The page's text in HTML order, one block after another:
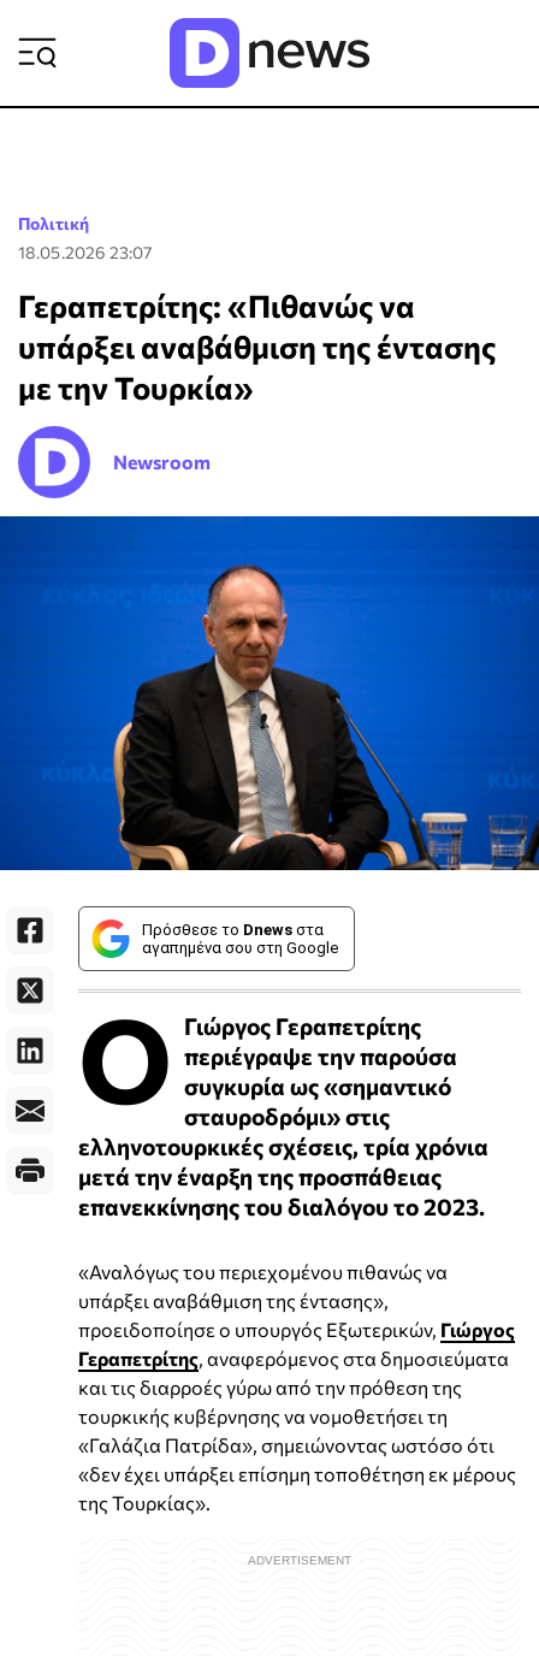
Πολιτική
18.05.2026 23:07
Γεραπετρίτης: «Πιθανώς να
υπάρξει αναβάθμιση της έντασης
με την Τουρκία»
Newsroom
Πρόσθεσε το Dnews στα
αγαπημένα σου στη Google
Ο Γιώργος Γεραπετρίτης
περιέγραψε την παρούσα
συγκυρία ως «σημαντικό
σταυροδρόμι» στις
ελληνοτουρκικές σχέσεις, τρία χρόνια
μετά την έναρξη της προσπάθειας
επανεκκίνησης του διαλόγου το 2023.
«Αναλόγως του περιεχομένου πιθανώς να
υπάρξει αναβάθμιση της έντασης»,
προειδοποίησε ο υπουργός Εξωτερικών, Γιώργος
Γεραπετρίτης, αναφερόμενος στα δημοσιεύματα
και τις διαρροές γύρω από την πρόθεση της
τουρκικής κυβέρνησης να νομοθετήσει τη
«Γαλάζια Πατρίδα», σημειώνοντας ωστόσο ότι
«δεν έχει υπάρξει επίσημη τοποθέτηση εκ μέρους
της Τουρκίας».